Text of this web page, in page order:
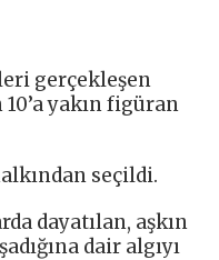
gerçekleşen
yakın figüran
seçildi.
dayatılan, aşkın
dair algıyı